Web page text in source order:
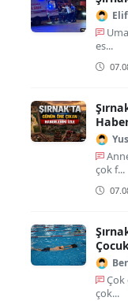
es...
çok f...
Çok
çok...